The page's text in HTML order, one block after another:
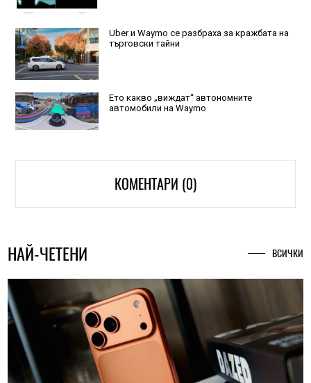
Uber и Waymo се разбраха за кражбата на
търговски тайни
Ето какво „виждат“ автономните
автомобили на Waymo
КОМЕНТАРИ (0)
НАЙ-ЧЕТЕНИ ВСИЧКИ